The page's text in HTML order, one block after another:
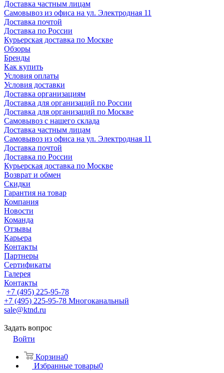
Доставка частным лицам
Самовывоз из офиса на ул. Электродная 11
Доставка почтой
Доставка по России
Курьерская доставка по Москве
Обзоры
Бренды
Как купить
Условия оплаты
Условия доставки
Доставка организациям
Доставка для организаций по России
Доставка для организаций по Москве
Самовывоз с нашего склада
Доставка частным лицам
Самовывоз из офиса на ул. Электродная 11
Доставка почтой
Доставка по России
Курьерская доставка по Москве
Возврат и обмен
Скидки
Гарантия на товар
Компания
Новости
Команда
Отзывы
Карьера
Контакты
Партнеры
Сертификаты
Галерея
Контакты
+7 (495) 225-95-78
+7 (495) 225-95-78 Многоканальный
sale@ktnd.ru
Задать вопрос
Войти
Корзина0
Избранные товары0